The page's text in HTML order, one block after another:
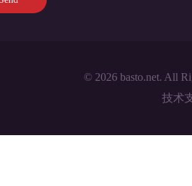
© 2026 basto.net. All
技术